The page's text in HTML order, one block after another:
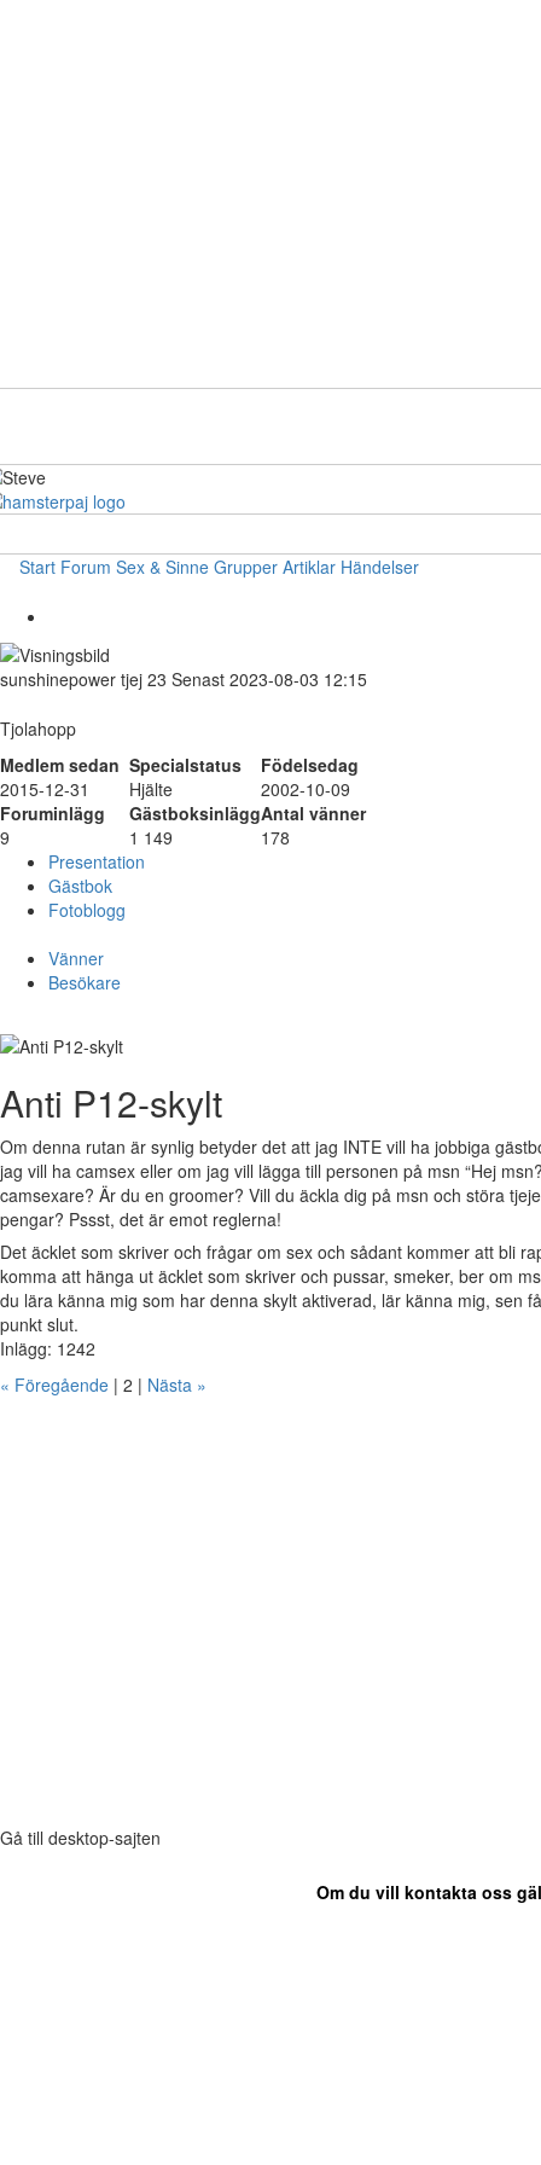
Start Forum Sex & Sinne Grupper Artiklar Händelser
sunshinepower tjej 23 Senast 2023-08-03 12:15
Tjolahopp
Medlem sedan Specialstatus
Födelsedag
2015-12-31
Hjälte
2002-10-09
Foruminlägg
GästboksinläggAntal vänner
9
1 149
178
Presentation
Gästbok
Fotoblogg
Vänner
Besökare
Anti P12-skylt
Om denna rutan är synlig betyder det att jag INTE vill ha jobbiga
jag vill ha camsex eller om jag vill lägga till personen på msn “Hej
camsexare? Är du en groomer? Vill du äckla dig på msn och störa
pengar? Pssst, det är emot reglerna!
Det äcklet som skriver och frågar om sex och sådant kommer att bli
komma att hänga ut äcklet som skriver och pussar, smeker, ber om
du lära känna mig som har denna skylt aktiverad, lär känna mig,
punkt slut.
Inlägg: 1242
« Föregående | 2 | Nästa »
Gå till desktop-sajten
Om du vill kontakta oss